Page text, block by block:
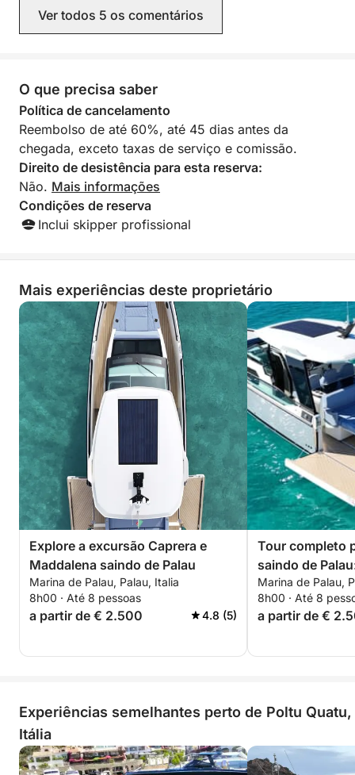
Ver todos 5 os comentários
O que precisa saber
Política de cancelamento
Reembolso de até 60%, até 45 dias antes da
chegada, exceto taxas de serviço e comissão.
Direito de desistência para esta reserva:
Não. Mais informações
Condições de reserva
Inclui skipper profissional
Mais experiências deste proprietário
Explore a excursão Caprera e
Maddalena saindo de Palau
Marina de Palau, Palau, Italia
8h00 · Até 8 pessoas
a partir de € 2.500 4.8 (5)
Tour completo
saindo de
Maddalena,
Marina de Palau,
8h00 · Até 8
a partir de €
Experiências semelhantes perto de Poltu Quatu,
Itália